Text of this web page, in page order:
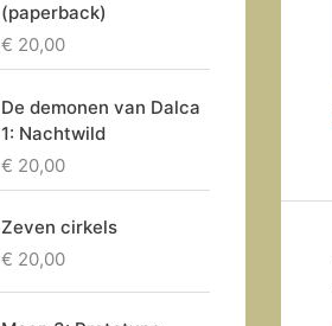
(paperback)
€ 20,00
De demonen van Dalca
1: Nachtwild
€ 20,00
Zeven cirkels
€ 20,00